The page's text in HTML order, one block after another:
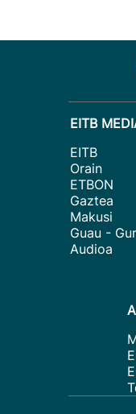
EITB
EITB
Orain
ETBON
Gaztea
Makusi
Guau -
Audioa